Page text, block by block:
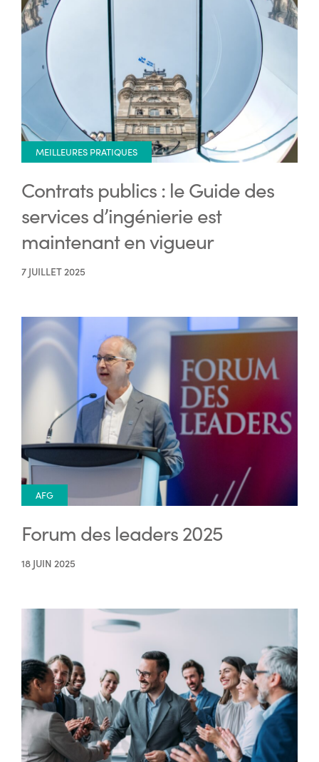
MEILLEURES PRATIQUES
Contrats publics : le Guide des
services d’ingénierie est
maintenant en vigueur
7 JUILLET 2025
AFG
Forum des leaders 2025
18 JUIN 2025